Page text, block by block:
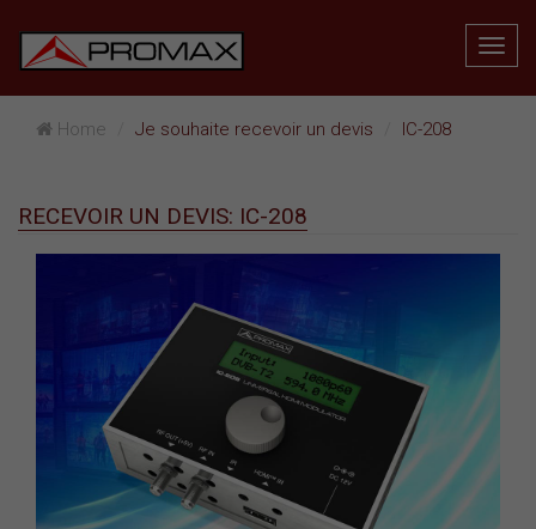
Home Je souhaite recevoir un devis IC-208
RECEVOIR UN DEVIS: IC-208